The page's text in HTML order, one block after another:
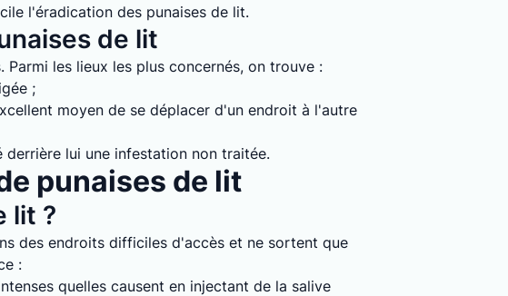
l'éradication des punaises de lit.
de lit
les lieux les plus concernés, on trouve :
;
moyen de se déplacer d'un endroit à l'autre
lui une infestation non traitée.
punaises de lit
lit ?
des endroits difficiles d'accès et ne sortent que
:
quelles causent en injectant de la salive